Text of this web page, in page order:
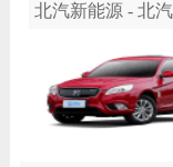
北汽新能源 - 北